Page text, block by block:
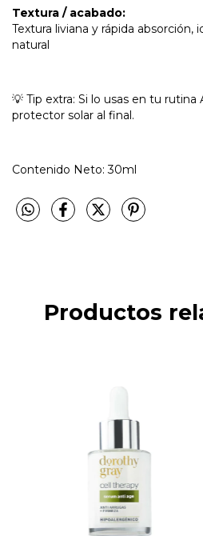
Textura / acabado:
Textura liviana y rápida absorción,
natural
💡 Tip extra: Si lo usas en tu rutina
protector solar al final.
Contenido Neto: 30ml
Productos